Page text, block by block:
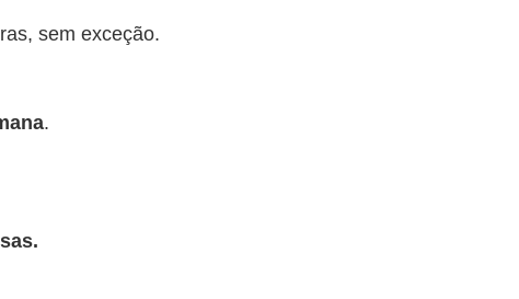
sem exceção.
.